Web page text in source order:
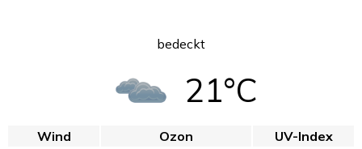
bedeckt
21°C
Wind Ozon
UV-Index